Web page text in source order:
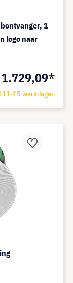
1
logo naar
11-15 werkdagen